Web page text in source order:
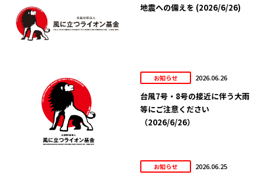
地震への備えを (2026/6/26)
お知らせ 2026.06.26
台風7号・8号の接近に伴う大雨
等にご注意ください
（2026/6/26）
お知らせ 2026.06.25